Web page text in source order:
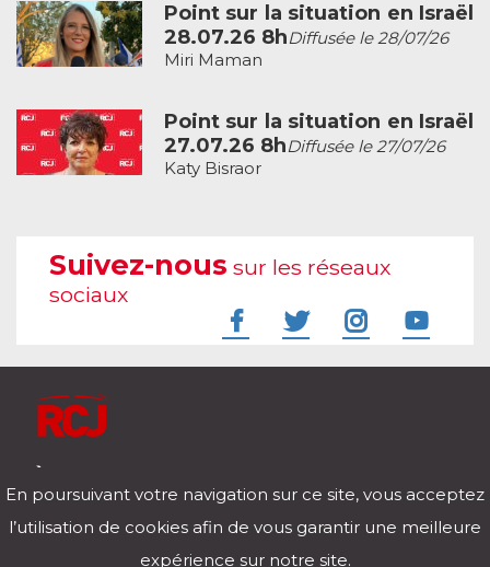
Point sur la situation en Israël
28.07.26 8hDiffusée le 28/07/26
Miri Maman
Point sur la situation en Israël
27.07.26 8hDiffusée le 27/07/26
Katy Bisraor
Suivez-nous sur les réseaux
sociaux
Télécharger notre application pour iOs et Android
En poursuivant votre navigation sur ce site, vous acceptez
l’utilisation de cookies afin de vous garantir une meilleure
expérience sur notre site.